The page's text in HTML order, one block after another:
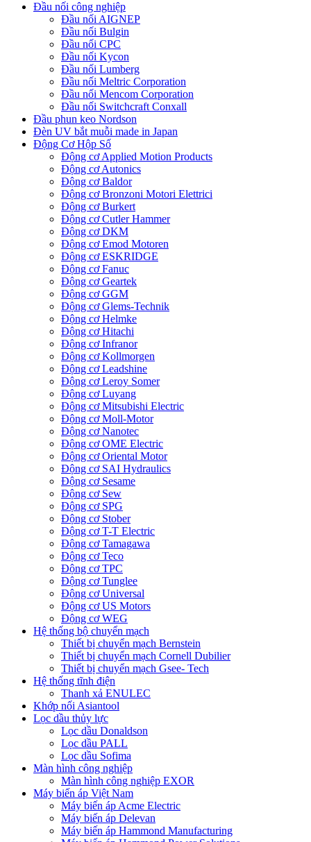
Đầu nối công nghiệp
Đầu nối AIGNEP
Đầu nối Bulgin
Đầu nối CPC
Đầu nối Kycon
Đầu nối Lumberg
Đầu nối Meltric Corporation
Đầu nối Mencom Corporation
Đầu nối Switchcraft Conxall
Đầu phun keo Nordson
Đèn UV bắt muỗi made in Japan
Động Cơ Hộp Số
Động cơ Applied Motion Products
Động cơ Autonics
Động cơ Baldor
Động cơ Bronzoni Motori Elettrici
Động cơ Burkert
Động cơ Cutler Hammer
Động cơ DKM
Động cơ Emod Motoren
Động cơ ESKRIDGE
Động cơ Fanuc
Động cơ Geartek
Động cơ GGM
Động cơ Glems-Technik
Động cơ Helmke
Động cơ Hitachi
Động cơ Infranor
Động cơ Kollmorgen
Động cơ Leadshine
Động cơ Leroy Somer
Động cơ Luyang
Động cơ Mitsubishi Electric
Động cơ Moll-Motor
Động cơ Nanotec
Động cơ OME Electric
Động cơ Oriental Motor
Động cơ SAI Hydraulics
Động cơ Sesame
Động cơ Sew
Động cơ SPG
Động cơ Stober
Động cơ T-T Electric
Động cơ Tamagawa
Động cơ Teco
Động cơ TPC
Động cơ Tunglee
Động cơ Universal
Động cơ US Motors
Động cơ WEG
Hệ thống bộ chuyển mạch
Thiết bị chuyển mạch Bernstein
Thiết bị chuyển mạch Cornell Dubilier
Thiết bị chuyển mạch Gsee- Tech
Hệ thống tĩnh điện
Thanh xả ENULEC
Khớp nối Asiantool
Lọc dầu thủy lực
Lọc dầu Donaldson
Lọc dầu PALL
Lọc dầu Sofima
Màn hình công nghiệp
Màn hình công nghiệp EXOR
Máy biến áp Việt Nam
Máy biến áp Acme Electric
Máy biến áp Delevan
Máy biến áp Hammond Manufacturing